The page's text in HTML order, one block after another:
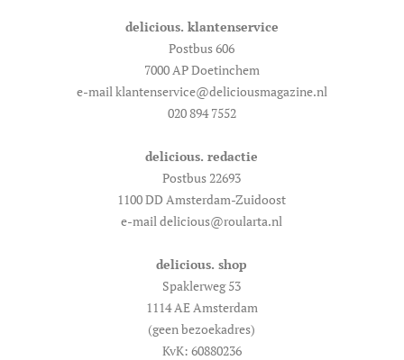
delicious. klantenservice
Postbus 606
7000 AP Doetinchem
e-mail klantenservice@deliciousmagazine.nl
020 894 7552
delicious. redactie
Postbus 22693
1100 DD Amsterdam-Zuidoost
e-mail delicious@roularta.nl
delicious. shop
Spaklerweg 53
1114 AE Amsterdam
(geen bezoekadres)
KvK: 60880236